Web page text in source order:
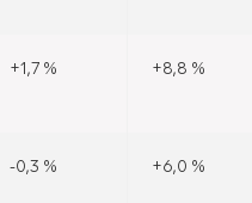
+1,7 % +8,8 %
-0,3 % +6,0 %